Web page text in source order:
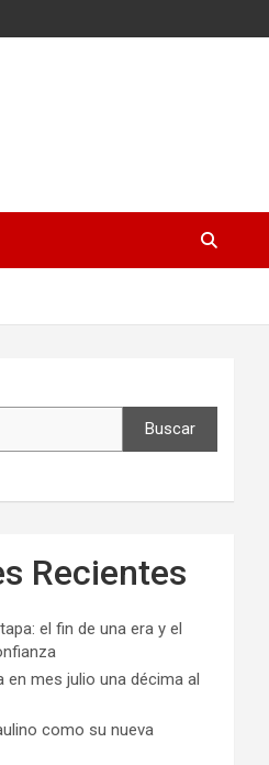
Buscar
Recientes
el fin de una era y el
en mes julio una décima al
como su nueva